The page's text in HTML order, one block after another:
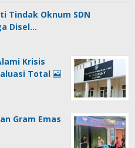
Tindak Oknum SDN
Disel…
Krisis
Total
Gram Emas